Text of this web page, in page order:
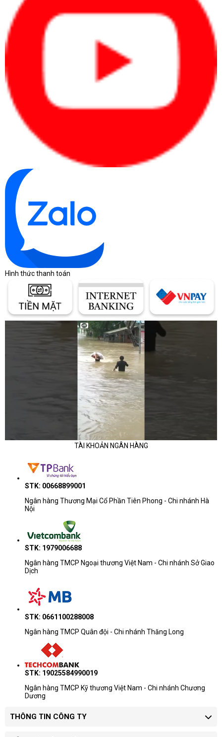
Hình thức thanh toán
TÀI KHOẢN NGÂN HÀNG
STK: 00668899001
Ngân hàng Thương Mại Cổ Phần Tiên Phong - Chi nhánh Hà
Nội
STK: 1979006688
Ngân hàng TMCP Ngoại thương Việt Nam - Chi nhánh Sở Giao
Dịch
STK: 0661100288008
Ngân hàng TMCP Quân đội - Chi nhánh Thăng Long
STK: 19025584990019
Ngân hàng TMCP Kỹ thương Việt Nam - Chi nhánh Chương
Dương
THÔNG TIN CÔNG TY